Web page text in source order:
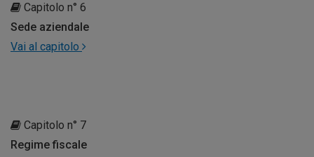
Capitolo n° 6
Sede aziendale
Vai al capitolo
Capitolo n° 7
Regime fiscale